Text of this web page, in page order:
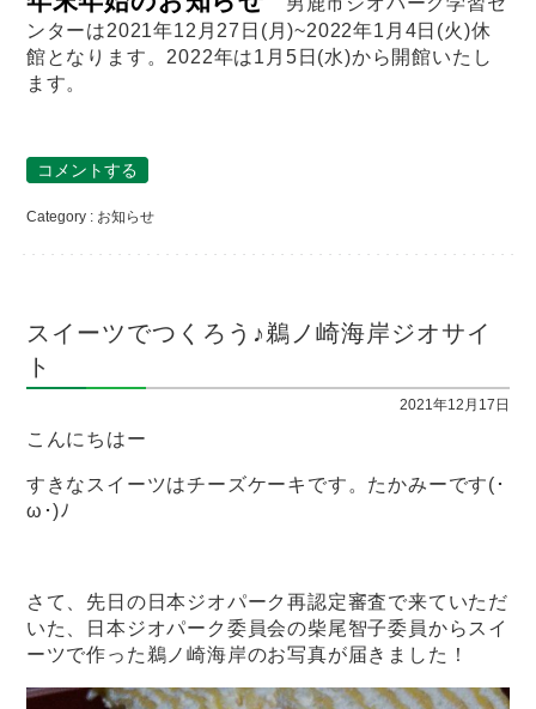
ンターは2021年12月27日(月)~2022年1月4日(火)休
館となります。2022年は1月5日(水)から開館いたし
ます。
コメントする
Category : お知らせ
スイーツでつくろう♪鵜ノ崎海岸ジオサイ
ト
2021年12月17日
こんにちはー
すきなスイーツはチーズケーキです。たかみーです(･
ω･)ﾉ
さて、先日の日本ジオパーク再認定審査で来ていただ
いた、日本ジオパーク委員会の柴尾智子委員からスイ
ーツで作った鵜ノ崎海岸のお写真が届きました！